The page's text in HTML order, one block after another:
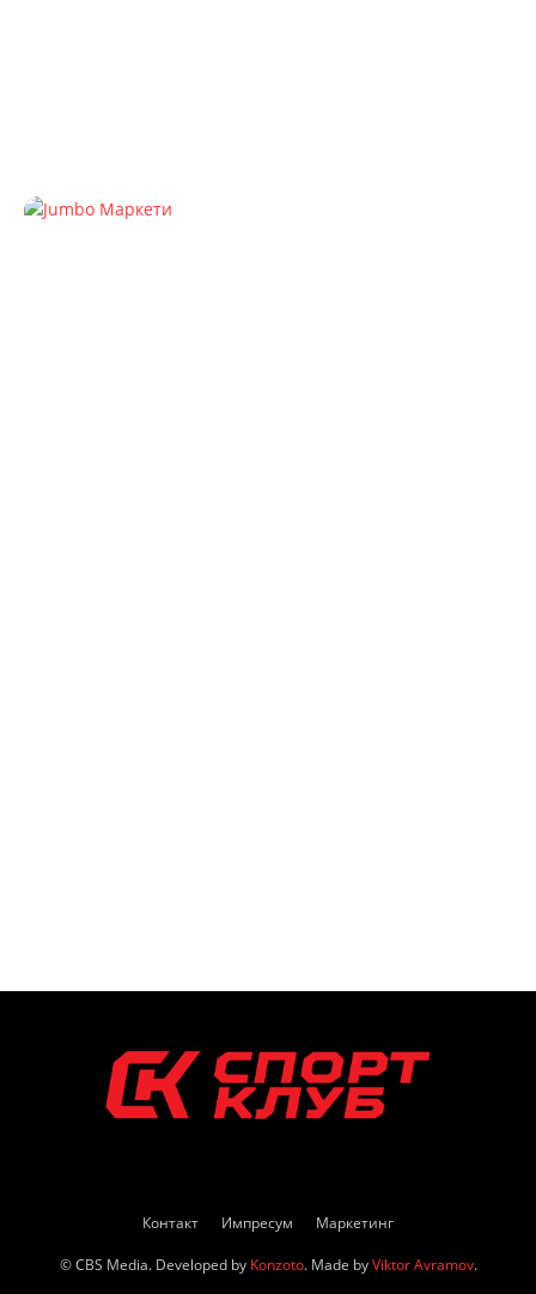
Контакт Импресум Маркетинг
© CBS Media. Developed by Konzoto. Made byViktor Avramov.